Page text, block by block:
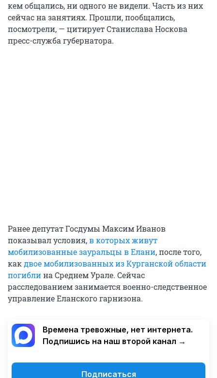
кем общались, ни одного не видели. Часть из них
сейчас на занятиях. Прошли, пообщались,
посмотрели, — цитирует Станислава Носкова
пресс-служба губернатора.
Ранее депутат Госдумы Максим Иванов
показывал условия,в которых живут
мобилизованные зауральцы в Елани, после того,
какдвое мобилизованных из Курганской области
погиблина Среднем Урале. Сейчас
расследованием занимается военно-следственное
управление Еланского гарнизона.
Времена тревожные, нет интернета.
Подпишись на наш второй канал →
Подписаться